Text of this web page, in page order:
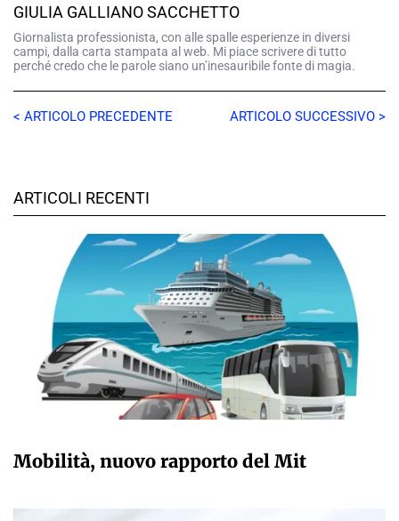
GIULIA GALLIANO SACCHETTO
Giornalista professionista, con alle spalle esperienze in diversi
campi, dalla carta stampata al web. Mi piace scrivere di tutto
perché credo che le parole siano un’inesauribile fonte di magia.
< ARTICOLO PRECEDENTE ARTICOLO SUCCESSIVO >
ARTICOLI RECENTI
Mobilità, nuovo rapporto del Mit